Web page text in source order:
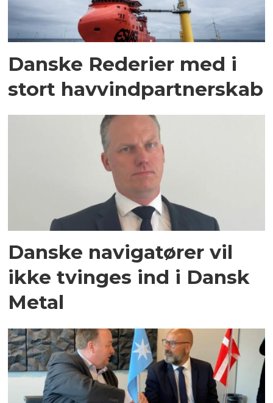
Danske Rederier med i
stort havvindpartnerskab
Danske navigatører vil
ikke tvinges ind i Dansk
Metal